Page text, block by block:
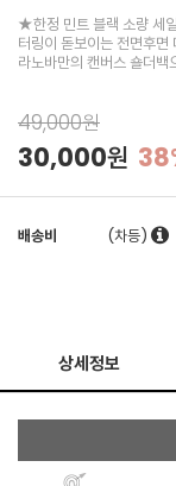
★한정 민트 블랙 소량 세
터링이 돋보이는 전면후
라노바만의 캔버스 숄더
49,000원
30,000원
배송비 (차등)
상세정보